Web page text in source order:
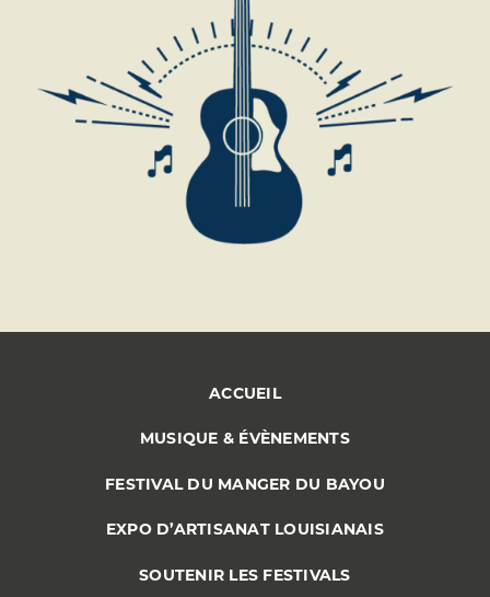
ACCUEIL
MUSIQUE & ÉVÈNEMENTS
FESTIVAL DU MANGER DU BAYOU
EXPO D’ARTISANAT LOUISIANAIS
SOUTENIR LES FESTIVALS